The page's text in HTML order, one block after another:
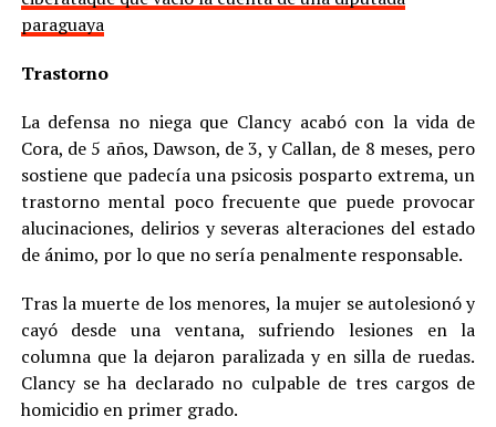
paraguaya
Trastorno
La defensa no niega que Clancy acabó con la vida de
Cora, de 5 años, Dawson, de 3, y Callan, de 8 meses, pero
sostiene que padecía una psicosis posparto extrema, un
trastorno mental poco frecuente que puede provocar
alucinaciones, delirios y severas alteraciones del estado
de ánimo, por lo que no sería penalmente responsable.
Tras la muerte de los menores, la mujer se autolesionó y
cayó desde una ventana, sufriendo lesiones en la
columna que la dejaron paralizada y en silla de ruedas.
Clancy se ha declarado no culpable de tres cargos de
homicidio en primer grado.